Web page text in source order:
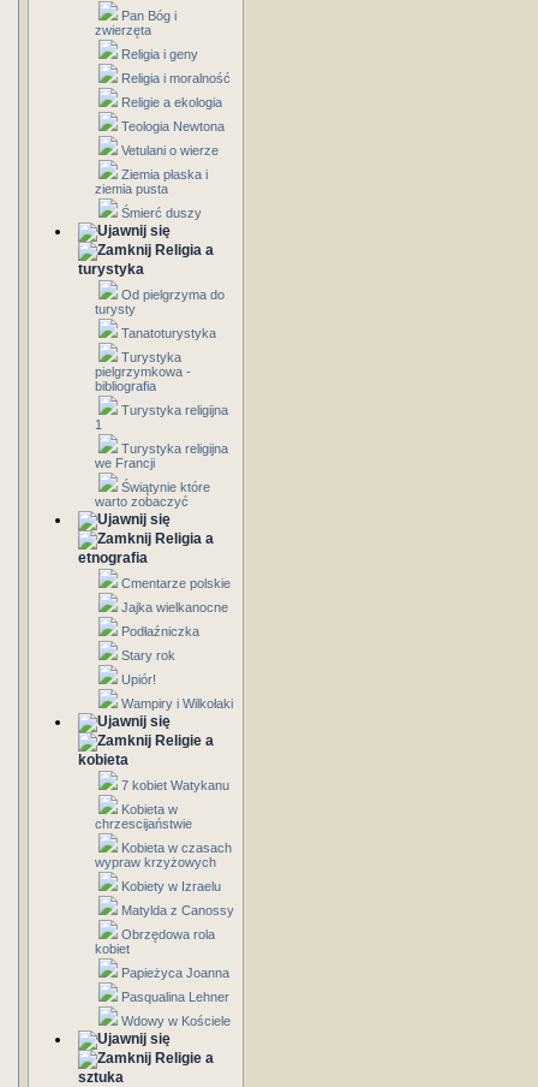
Pan Bóg i
zwierzęta
Religia i geny
Religia i moralność
Religie a ekologia
Teologia Newtona
Vetulani o wierze
Ziemia płaska i
ziemia pusta
Śmierć duszy
Religia a
turystyka
Od pielgrzyma do
turysty
Tanatoturystyka
Turystyka
pielgrzymkowa -
bibliografia
Turystyka religijna
1
Turystyka religijna
we Francji
Świątynie które
warto zobaczyć
Religia a
etnografia
Cmentarze polskie
Jajka wielkanocne
Podłaźniczka
Stary rok
Upiór!
Wampiry i Wilkołaki
Religie a
kobieta
7 kobiet Watykanu
Kobieta w
chrzescijaństwie
Kobieta w czasach
wypraw krzyżowych
Kobiety w Izraelu
Matylda z Canossy
Obrzędowa rola
kobiet
Papieżyca Joanna
Pasqualina Lehner
Wdowy w Kościele
Religie a
sztuka